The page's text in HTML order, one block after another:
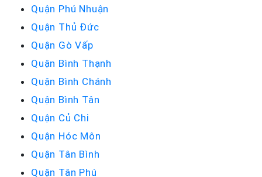
Quận Phú Nhuận
Quận Thủ Đức
Quận Gò Vấp
Quận Bình Thạnh
Quận Bình Chánh
Quận Bình Tân
Quận Củ Chi
Quận Hóc Môn
Quận Tân Bình
Quận Tân Phú